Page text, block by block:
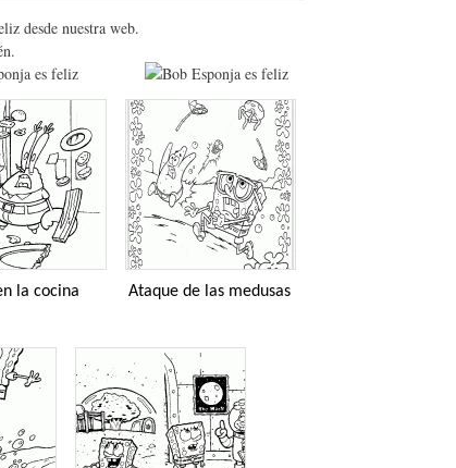
desde nuestra web.
la cocina Ataque de las medusas